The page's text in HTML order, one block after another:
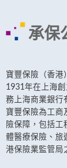
承保
寶豐保險（香港
1931年在上海
務上海商業銀行
寶豐保險為工商
險保障，包括工
體醫療保險、旅
港保險業監管局